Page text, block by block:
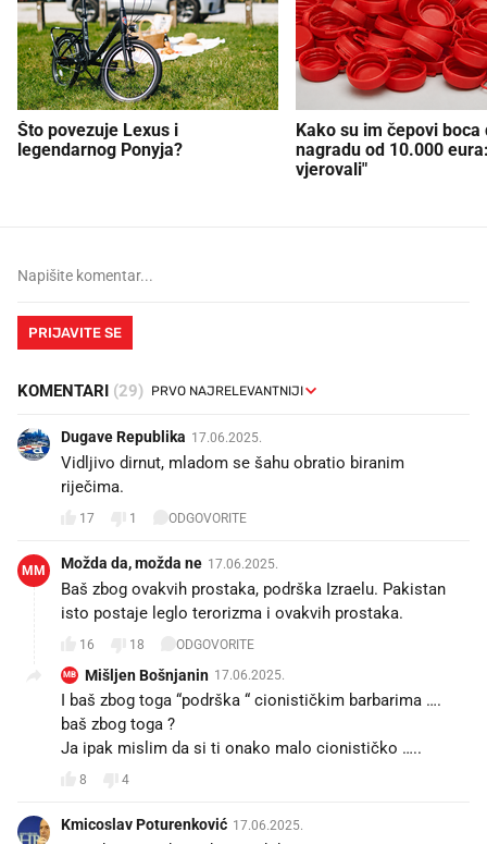
Što povezuje Lexus i
legendarnog Ponyja?
Kako su im čepovi boca
nagradu od 10.000
vjerovali"
PRIJAVITE SE
KOMENTARI (29)
Dugave Republika 17.06.2025.
Vidljivo dirnut, mladom se šahu obratio biranim
riječima.
17 1 ODGOVORITE
MM Možda da, možda ne 17.06.2025.
Baš zbog ovakvih prostaka, podrška Izraelu. Pakistan
isto postaje leglo terorizma i ovakvih prostaka.
16 18 ODGOVORITE
MB Mišljen Bošnjanin 17.06.2025.
I baš zbog toga “podrška “ cionističkim barbarima ….
baš zbog toga ?
Ja ipak mislim da si ti onako malo cionističko …..
8 4
Kmicoslav Poturenković 17.06.2025.